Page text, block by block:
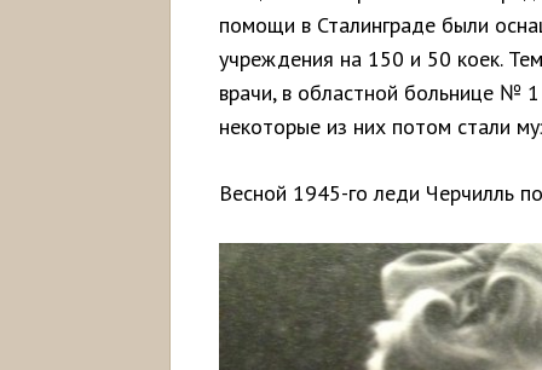
помощи в Сталинграде были
учреждения на 150 и 50 коек.
врачи, в областной больнице №
некоторые из них потом стали
Весной 1945-го леди Черчилль